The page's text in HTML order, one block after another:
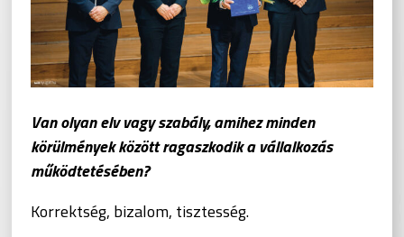
Van olyan elv vagy szabály, amihez minden
körülmények között ragaszkodik a vállalkozás
működtetésében?
Korrektség, bizalom, tisztesség.